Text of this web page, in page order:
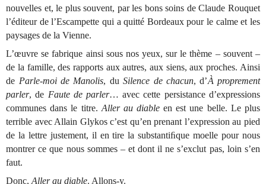
nouvelles et, le plus souvent, par les bons soins de Claude Rouquet
l’éditeur de l’Escampette qui a quitté Bordeaux pour le calme et les
paysages de la Vienne.
L’œuvre se fabrique ainsi sous nos yeux, sur le thème – souvent –
de la famille, des rapports aux autres, aux siens, aux proches. Ainsi
de Parle-moi de Manolis, duSilence de chacun, d’À proprement
parler, de Faute de parler… avec cette persistance d’expressions
communes dans le titre. Aller au diable en est une belle. Le plus
terrible avec Allain Glykos c’est qu’en prenant l’expression au pied
de la lettre justement, il en tire la substantiﬁque moelle pour nous
montrer ce que nous sommes – et dont il ne s’exclut pas, loin s’en
faut.
Donc,Aller au diable. Allons-y.